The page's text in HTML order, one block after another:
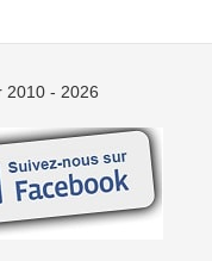
2010 - 2026